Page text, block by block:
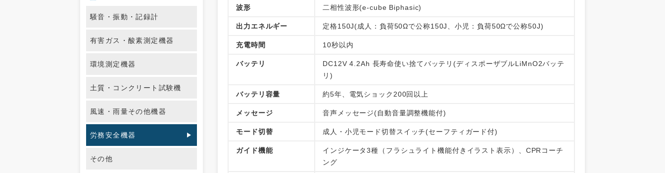
騒音・振動・記録計
有害ガス・酸素測定機器
環境測定機器
土質・コンクリート試験機
風速・雨量その他機器
労務安全機器
その他
波形 二相性波形(e-cube Biphasic)
出力エネルギー 定格150J(成人：負荷50Ωで公称150J、小児：負荷50Ωで公称50J)
充電時間 10秒以内
バッテリ
DC12V 4.2Ah 長寿命使い捨てバッテリ(ディスポーザブルLiMnO2バッテ
リ)
バッテリ容量 約5年、電気ショック200回以上
メッセージ 音声メッセージ(自動音量調整機能付)
モード切替 成人・小児モード切替スイッチ(セーフティガード付)
ガイド機能
インジケータ3種（フラシュライト機能付きイラスト表示）、CPRコーチ
ング